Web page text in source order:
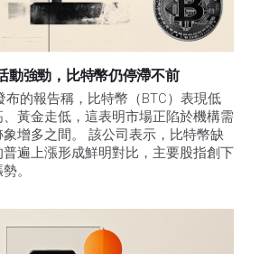
動強勁，比特幣仍停滯不前
布的報告稱，比特幣（BTC）表現低
黃金走低，這表明市場正陷於機構需
增多之間。 該公司表示，比特幣缺
遍上漲形成鮮明對比，主要股指創下
。